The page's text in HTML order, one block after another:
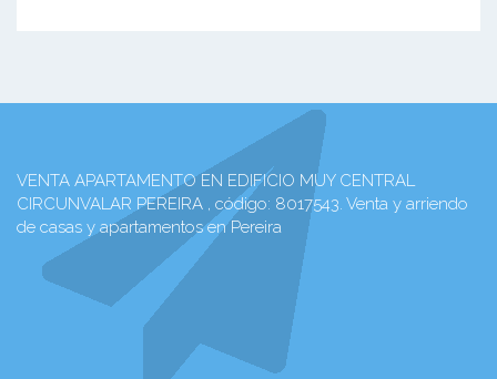
VENTA APARTAMENTO EN EDIFICIO MUY CENTRAL
CIRCUNVALAR PEREIRA , código: 8017543. Venta y arriendo
de casas y apartamentos en Pereira